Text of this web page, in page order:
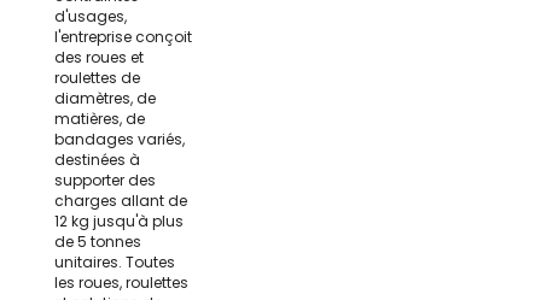
d'usages,
l'entreprise conçoit
des roues et
roulettes de
diamètres, de
matières, de
bandages variés,
destinées à
supporter des
charges allant de
12 kg jusqu'à plus
de 5 tonnes
unitaires. Toutes
les roues, roulettes